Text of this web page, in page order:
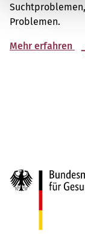
Problemen.
Mehr erfahren